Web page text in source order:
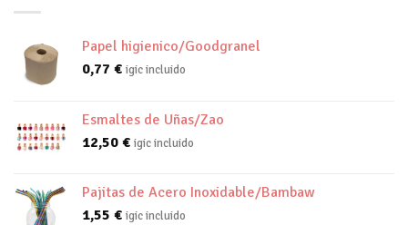
Papel higienico/Goodgranel
0,77 € igic incluido
Esmaltes de Uñas/Zao
12,50 € igic incluido
Pajitas de Acero Inoxidable/Bambaw
1,55 € igic incluido